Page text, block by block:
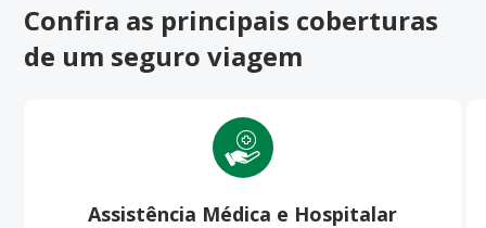
Confira as principais coberturas
de um seguro viagem
Assistência Médica e Hospitalar